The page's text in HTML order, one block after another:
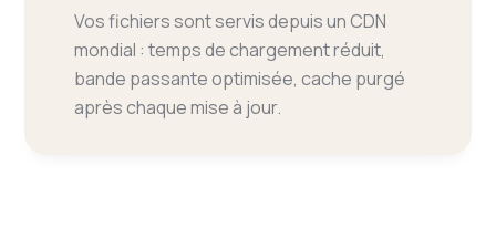
Vos fichiers sont servis depuis un CDN
mondial : temps de chargement réduit,
bande passante optimisée, cache purgé
après chaque mise à jour.